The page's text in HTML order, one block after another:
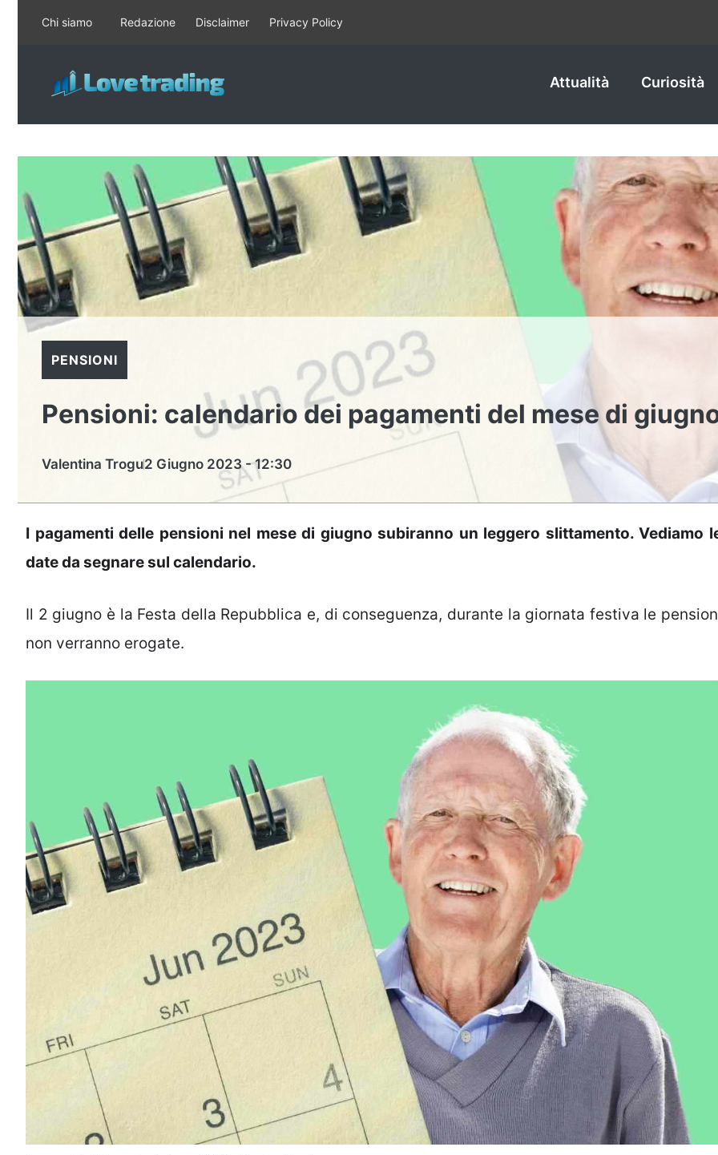
contenuto
Chi siamo Redazione Disclaimer Privacy Policy
Attualità Curiosità
PENSIONI
Pensioni: calendario dei pagamenti del mese di
Valentina Trogu2 Giugno 2023 - 12:30
I pagamenti delle pensioni nel mese di giugno subiranno un leggero slittamento. Vediamo
date da segnare sul calendario.
Il 2 giugno è la Festa della Repubblica e, di conseguenza, durante la giornata festiva le
non verranno erogate.